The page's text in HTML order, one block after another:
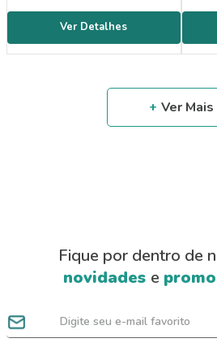
Fique por dentro de
novidades e